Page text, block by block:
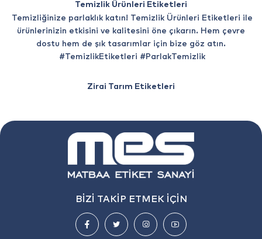
Temizlik Ürünleri Etiketleri
Temizliğinize parlaklık katın! Temizlik Ürünleri Etiketleri ile
ürünlerinizin etkisini ve kalitesini öne çıkarın. Hem çevre
dostu hem de şık tasarımlar için bize göz atın.
#TemizlikEtiketleri #ParlakTemizlik
Zirai Tarım Etiketleri
#ZiraiTarımEtiketleri #DoğalBüyüme
Boya Kimya Etiketleri
ürünlerinizin benzersizliğini ve kalitesini vurgulayın. Renk
#BoyaKimyaEtiketleri #RenkliKalite
BİZİ TAKİP ETMEK İÇİN